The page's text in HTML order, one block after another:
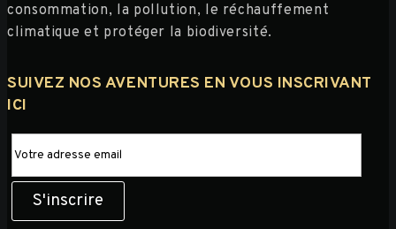
consommation, la pollution, le réchauffement
climatique et protéger la biodiversité.
SUIVEZ NOS AVENTURES EN VOUS INSCRIVANT
ICI